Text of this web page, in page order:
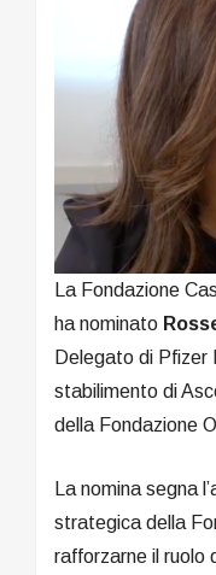
La Fondazione
ha nominato
Delegato di
stabilimento di
della Fondazione
La nomina segna
strategica della
rafforzarne il ruolo